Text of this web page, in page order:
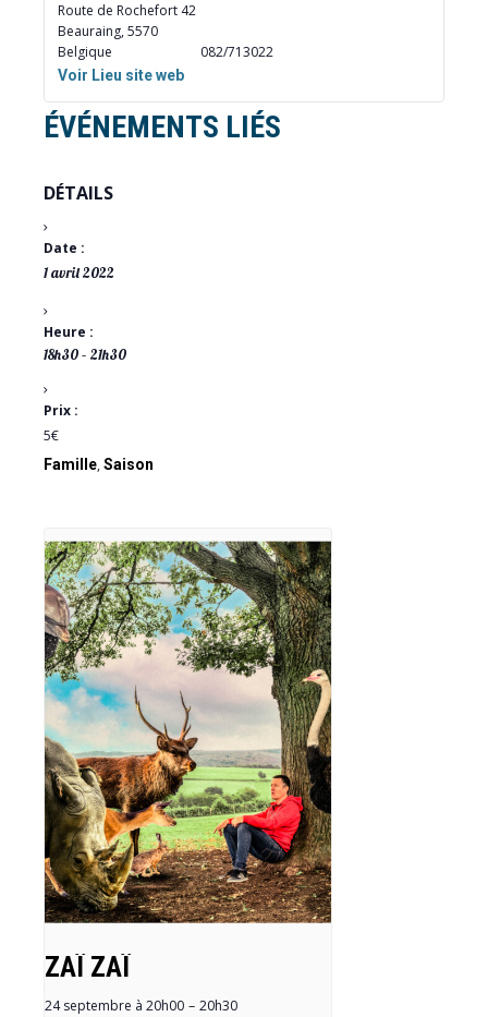
DÉTAILS
Date :
1 avril 2022
Heure :
18h30 – 21h30
Prix :
5€
Famille,Saison
Route de Rochefort 42
Beauraing,5570
Belgique
082/713022
Voir Lieu site web
ÉVÉNEMENTS LIÉS
ZAÏ ZAÏ
24 septembre à 20h00 – 20h30